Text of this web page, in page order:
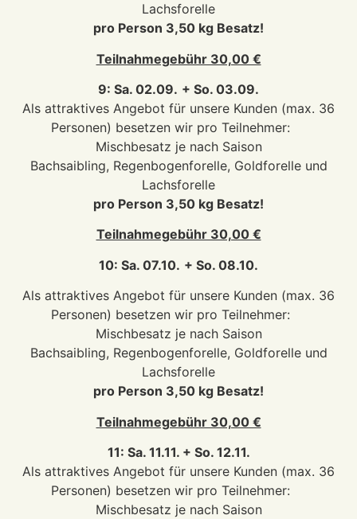
Lachsforelle
pro Person 3,50 kg Besatz!
Teilnahmegebühr 30,00 €
9: Sa. 02.09. + So. 03.09.
Als attraktives Angebot für unsere Kunden (max. 36
Personen) besetzen wir pro Teilnehmer:
Mischbesatz je nach Saison
Bachsaibling, Regenbogenforelle, Goldforelle und
Lachsforelle
pro Person 3,50 kg Besatz!
Teilnahmegebühr 30,00 €
10: Sa. 07.10. + So. 08.10.
Als attraktives Angebot für unsere Kunden (max. 36
Personen) besetzen wir pro Teilnehmer:
Mischbesatz je nach Saison
Bachsaibling, Regenbogenforelle, Goldforelle und
Lachsforelle
pro Person 3,50 kg Besatz!
Teilnahmegebühr 30,00 €
11: Sa. 11.11. + So. 12.11.
Als attraktives Angebot für unsere Kunden (max. 36
Personen) besetzen wir pro Teilnehmer:
Mischbesatz je nach Saison